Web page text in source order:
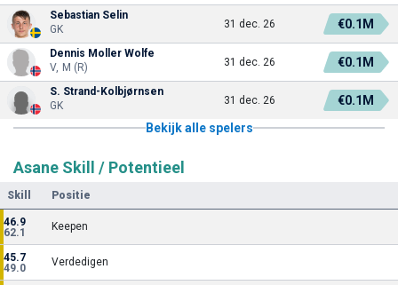
Sebastian Selin
GK
31 dec. 26 €0.1M
Dennis Moller Wolfe
V, M (R)
31 dec. 26 €0.1M
S. Strand-Kolbjørnsen
GK
31 dec. 26
€0.1M
Bekijk alle spelers
Asane Skill / Potentieel
Skill Positie
46.9
62.1
Keepen
45.7
49.0
Verdedigen